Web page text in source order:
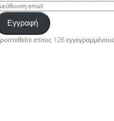
Εγγραφή
στους 126